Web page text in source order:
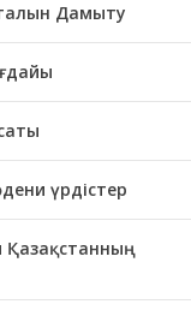
Дамыту
үрдістер
Қазақстанның